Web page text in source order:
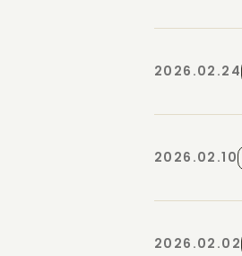
2026.02.24
2026.02.10
2026.02.02